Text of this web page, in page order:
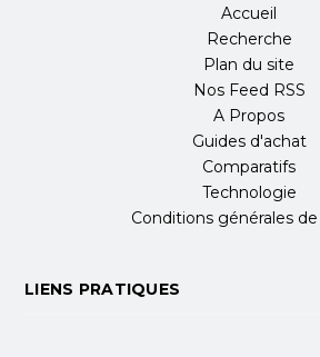
4K (3 840 x 2
58 pouces
LED
rafraîchissement
50 Hz
Accueil
Recherche
Plan du site
Nos Feed RSS
A Propos
Guides d'achat
Comparatifs
Technologie
Conditions générales
LIENS PRATIQUES